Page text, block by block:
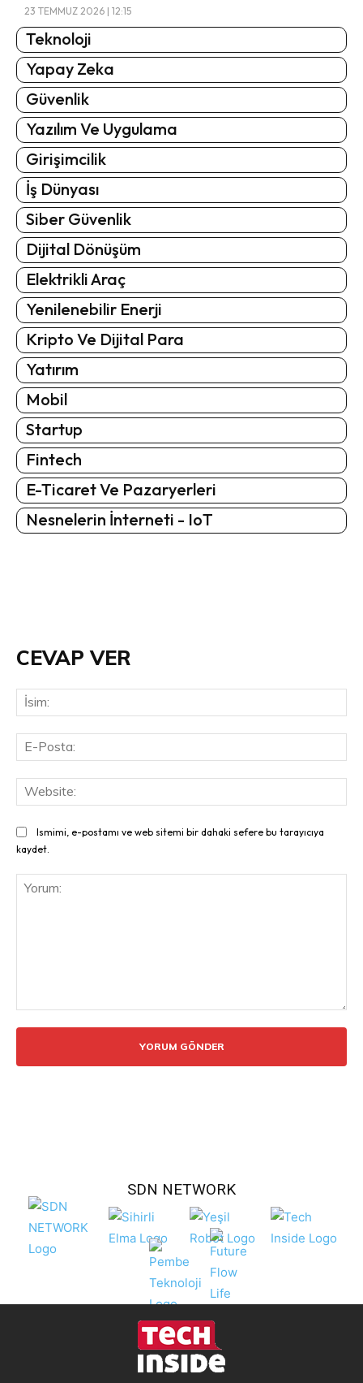
23 TEMMUZ 2026 | 12:15
Teknoloji
Yapay Zeka
Güvenlik
Yazılım Ve Uygulama
Girişimcilik
İş Dünyası
Siber Güvenlik
Dijital Dönüşüm
Elektrikli Araç
Yenilenebilir Enerji
Kripto Ve Dijital Para
Yatırım
Mobil
Startup
Fintech
E-Ticaret Ve Pazaryerleri
Nesnelerin İnterneti - IoT
CEVAP VER
Ismimi, e-postamı ve web sitemi bir dahaki sefere bu tarayıcıya
kaydet.
SDN NETWORK